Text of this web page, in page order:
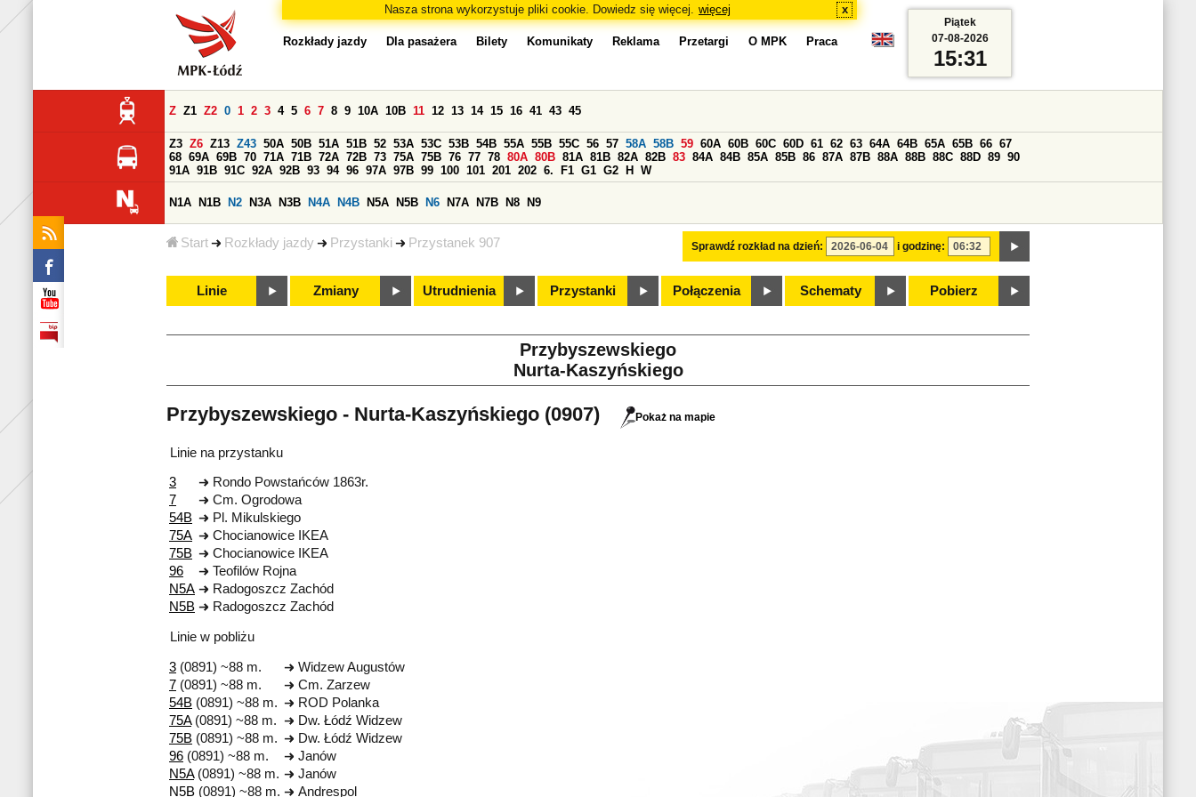
Nasza strona wykorzystuje pliki cookie. Dowiedz się więcej. więcej x
Start Rozkłady jazdy Przystanki Przystanek 907
Rozkłady jazdy Dla pasażera Bilety Komunikaty Reklama Przetargi O MPK Praca
Sprawdź rozkład na dzień: i godzinę:
Z Z1 Z2 0 1 2 3 4 5 6 7 8 9 10A 10B 11 12 13 14 15 16 41 43 45
Z3 Z6 Z13 Z43 50A 50B 51A 51B 52 53A 53C 53B 54B 55A 55B 55C 56 57 58A 58B 59 60A 60B 60C 60D 61 62 63 64A 64B 65A 65B 66 67
68 69A 69B 70 71A 71B 72A 72B 73 75A 75B 76 77 78 80A 80B 81A 81B 82A 82B 83 84A 84B 85A 85B 86 87A 87B 88A 88B 88C 88D 89 90
91A 91B 91C 92A 92B 93 94 96 97A 97B 99 100 101 201 202 6. F1 G1 G2 H W
N1A N1B N2 N3A N3B N4A N4B N5A N5B N6 N7A N7B N8 N9
Linie Zmiany Utrudnienia Przystanki Połączenia Schematy Pobierz
Piątek
07-08-2026
15:31
Przybyszewskiego
Nurta-Kaszyńskiego
Przybyszewskiego - Nurta-Kaszyńskiego (0907) Pokaż na mapie
Linie na przystanku
3
Rondo Powstańców 1863r.
7
Cm. Ogrodowa
54B
Pl. Mikulskiego
75A
Chocianowice IKEA
75B
Chocianowice IKEA
96
Teofilów Rojna
N5A
Radogoszcz Zachód
N5B
Radogoszcz Zachód
Linie w pobliżu
3 (0891) ~88 m.
Widzew Augustów
7 (0891) ~88 m.
Cm. Zarzew
54B (0891) ~88 m.
ROD Polanka
75A(0891) ~88 m.
Dw. Łódź Widzew
75B (0891) ~88 m.
Dw. Łódź Widzew
96 (0891) ~88 m.
Janów
N5A(0891) ~88 m.
Janów
N5B (0891) ~88 m. Andrespol